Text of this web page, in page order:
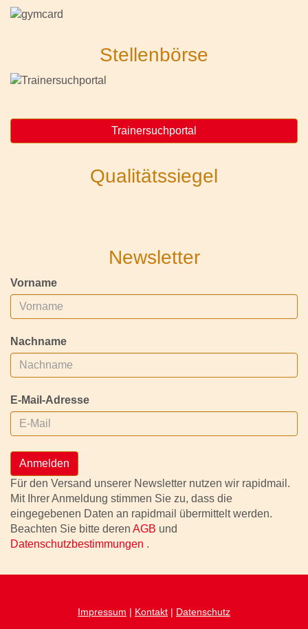
Stellenbörse
Trainersuchportal
Qualitätssiegel
Newsletter
Vorname
Nachname
E-Mail-Adresse
Anmelden
Für den Versand unserer Newsletter nutzen wir rapidmail.
Mit Ihrer Anmeldung stimmen Sie zu, dass die
eingegebenen Daten an rapidmail übermittelt werden.
Beachten Sie bitte deren AGB und
Datenschutzbestimmungen .
Impressum | Kontakt | Datenschutz